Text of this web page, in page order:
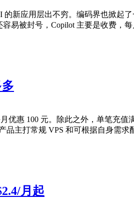
新应用层出不穷。编码界也掀起
容易被封号，Copilot 主要是收费，
惠 100 元。除此之外，单笔充值
品主打常规 VPS 和可根据自身需
月起